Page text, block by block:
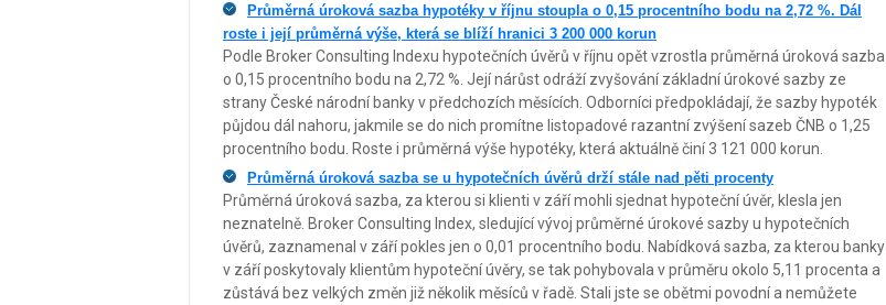
Průměrná úroková sazba hypotéky v říjnu stoupla o 0,15 procentního bodu na 2,72 %. Dál
roste i její průměrná výše, která se blíží hranici 3 200 000 korun
Podle Broker Consulting Indexu hypotečních úvěrů v říjnu opět vzrostla průměrná úroková sazba
o 0,15 procentního bodu na 2,72 %. Její nárůst odráží zvyšování základní úrokové sazby ze
strany České národní banky v předchozích měsících. Odborníci předpokládají, že sazby hypoték
půjdou dál nahoru, jakmile se do nich promítne listopadové razantní zvýšení sazeb ČNB o 1,25
procentního bodu. Roste i průměrná výše hypotéky, která aktuálně činí 3 121 000 korun.
Průměrná úroková sazba se u hypotečních úvěrů drží stále nad pěti procenty
Průměrná úroková sazba, za kterou si klienti v září mohli sjednat hypoteční úvěr, klesla jen
neznatelně. Broker Consulting Index, sledující vývoj průměrné úrokové sazby u hypotečních
úvěrů, zaznamenal v září pokles jen o 0,01 procentního bodu. Nabídková sazba, za kterou banky
v září poskytovaly klientům hypoteční úvěry, se tak pohybovala v průměru okolo 5,11 procenta a
zůstává bez velkých změn již několik měsíců v řadě. Stali jste se obětmi povodní a nemůžete